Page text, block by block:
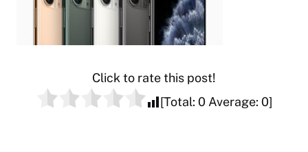
Click to rate this post!
[Total: 0Average: 0]